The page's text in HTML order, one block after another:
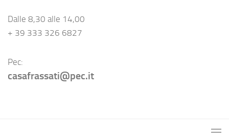
Dalle 8,30 alle 14,00
+ 39 333 326 6827
Pec:
casafrassati@pec.it